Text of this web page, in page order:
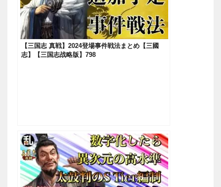
【三国志 真戦】2024登場事件戦法まとめ【三國
志】【三国志战略版】798